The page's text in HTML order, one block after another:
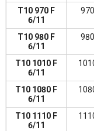
T10 970 F
6/11
970
T10 980 F
6/11
980
T10 1010 F
6/11
T10 1080 F
6/11
T10 1110 F
6/11